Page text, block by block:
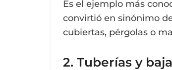
Es el ejemplo más
convirtió en sinónimo
cubiertas, pérgolas o
2. Tuberías y